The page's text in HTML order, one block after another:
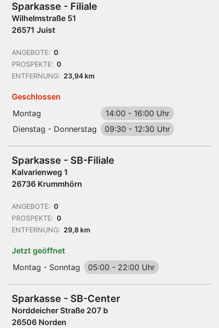
Sparkasse - Filiale
Wilhelmstraße 51
26571 Juist
ANGEBOTE: 0
PROSPEKTE: 0
ENTFERNUNG: 23,94 km
Geschlossen
Montag
14:00 - 16:00 Uhr
Dienstag - Donnerstag
09:30 - 12:30 Uhr
Sparkasse - SB-Filiale
Kalvarienweg 1
26736 Krummhörn
ANGEBOTE: 0
PROSPEKTE: 0
ENTFERNUNG: 29,8 km
Jetzt geöffnet
Montag - Sonntag
05:00 - 22:00 Uhr
Sparkasse - SB-Center
Norddeicher Straße 207 b
26506 Norden